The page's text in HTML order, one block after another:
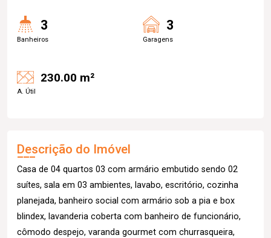
3
Banheiros
3
Garagens
230.00 m²
A. Útil
Descrição do Imóvel
Casa de 04 quartos 03 com armário embutido sendo 02
suítes, sala em 03 ambientes, lavabo, escritório, cozinha
planejada, banheiro social com armário sob a pia e box
blindex, lavanderia coberta com banheiro de funcionário,
cômodo despejo, varanda gourmet com churrasqueira,